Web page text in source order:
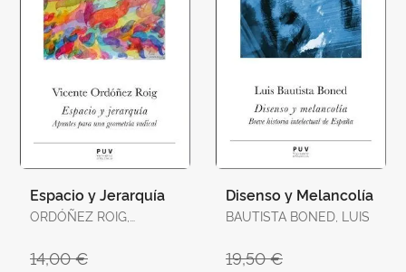
Espacio y Jerarquía
ORDÓÑEZ ROIG,
14,00 €
Disenso y Melancolía
BAUTISTA BONED, LUIS
19,50 €